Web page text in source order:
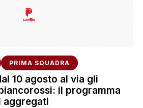
PRIMA SQUADRA
10 agosto al via gli
il programma
aggregati